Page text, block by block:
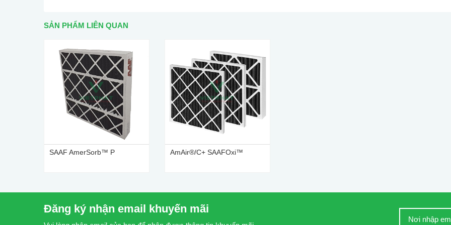
SẢN PHẨM LIÊN QUAN
SAAF AmerSorb™ P AmAir®/C+ SAAFOxi™
Đăng ký nhận email khuyến mãi